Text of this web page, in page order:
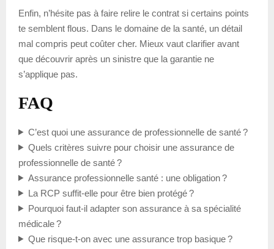
Enfin, n’hésite pas à faire relire le contrat si certains points
te semblent flous. Dans le domaine de la santé, un détail
mal compris peut coûter cher. Mieux vaut clarifier avant
que découvrir après un sinistre que la garantie ne
s’applique pas.
FAQ
C’est quoi une assurance de professionnelle de santé ?
Quels critères suivre pour choisir une assurance de
professionnelle de santé ?
Assurance professionnelle santé : une obligation ?
La RCP suffit-elle pour être bien protégé ?
Pourquoi faut-il adapter son assurance à sa spécialité
médicale ?
Que risque-t-on avec une assurance trop basique ?